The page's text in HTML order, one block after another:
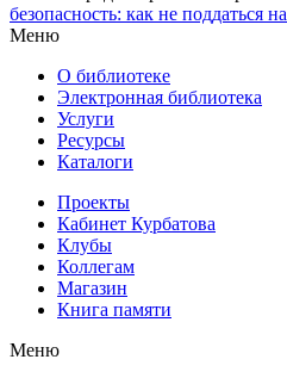
безопасность: как не поддаться
Меню
О библиотеке
Электронная библиотека
Услуги
Ресурсы
Каталоги
Проекты
Кабинет Курбатова
Клубы
Коллегам
Магазин
Книга памяти
Меню